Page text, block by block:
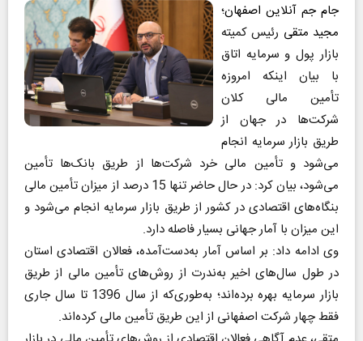
جام جم آنلاین اصفهان؛
مجید متقی رئیس کمیته
بازار پول و سرمایه اتاق
با بیان اینکه امروزه
تأمین مالی کلان
شرکت‌ها در جهان از
طریق بازار سرمایه انجام
می‌شود و تأمین مالی خرد شرکت‌ها از طریق بانک‌ها تأمین
می‌شود، بیان کرد: در حال حاضر تنها 15 درصد از میزان تأمین مالی
بنگاه‌های اقتصادی در کشور از طریق بازار سرمایه انجام می‌شود و
این میزان با آمار جهانی بسیار فاصله دارد.
وی ادامه داد: بر اساس آمار به‌دست‌آمده، فعالان اقتصادی استان
در طول سال‌های اخیر به‌ندرت از روش‌های تأمین مالی از طریق
بازار سرمایه بهره برده‌اند؛ به‌طوری‌که از سال 1396 تا سال جاری
فقط چهار شرکت اصفهانی از این طریق تأمین مالی کرده‌اند.